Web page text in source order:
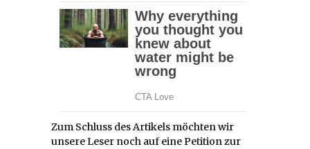
Zum Schluss des Artikels möchten wir
unsere Leser noch auf eine Petition zur